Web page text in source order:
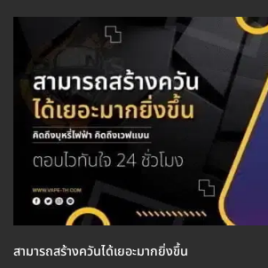
สามารถสร้างควันได้เยอะมากยิ่งขึ้น